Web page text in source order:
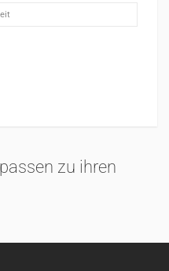
passen zu ihren